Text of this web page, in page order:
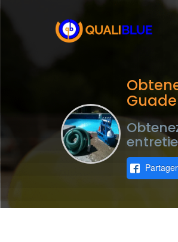
Partager